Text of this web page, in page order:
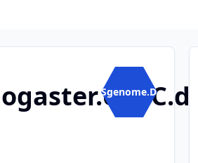
BSgenome.D...